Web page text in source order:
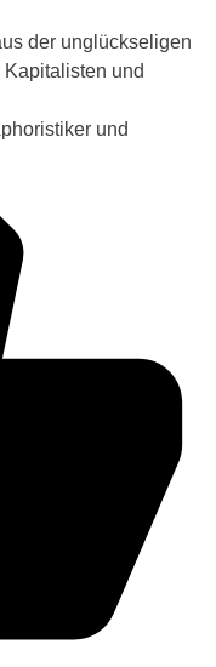
der unglückseligen
und
und